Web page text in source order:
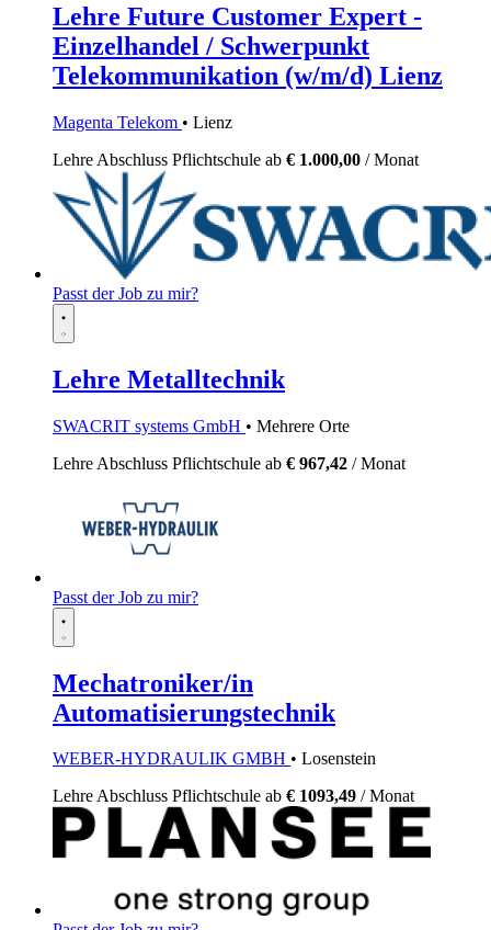
Lehre Future Customer Expert -
Einzelhandel / Schwerpunkt
Telekommunikation (w/m/d) Lienz
Magenta Telekom • Lienz
Lehre Abschluss Pflichtschule ab € 1.000,00 / Monat
Passt der Job zu mir?
Lehre Metalltechnik
SWACRIT systems GmbH • Mehrere Orte
Lehre Abschluss Pflichtschule ab € 967,42 / Monat
Passt der Job zu mir?
Mechatroniker/in
Automatisierungstechnik
WEBER-HYDRAULIK GMBH • Losenstein
LehreAbschluss Pflichtschule ab € 1093,49 / Monat